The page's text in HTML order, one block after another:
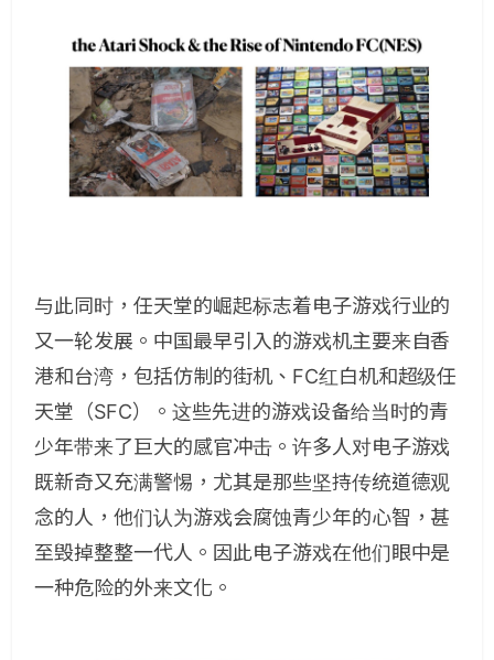
与此同时，任天堂的崛起标志着电子游戏行业的
又一轮发展。中国最早引入的游戏机主要来自香
港和台湾，包括仿制的街机、FC红白机和超级任
天堂（SFC）。这些先进的游戏设备给当时的青
少年带来了巨大的感官冲击。许多人对电子游戏
既新奇又充满警惕，尤其是那些坚持传统道德观
念的人，他们认为游戏会腐蚀青少年的心智，甚
至毁掉整整一代人。因此电子游戏在他们眼中是
一种危险的外来文化。